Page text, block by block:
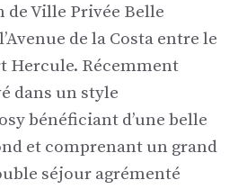
Ville Privée Belle
de la Costa entre le
Hercule. Récemment
dans un style
bénéficiant d’une belle
et comprenant un grand
séjour agrémenté